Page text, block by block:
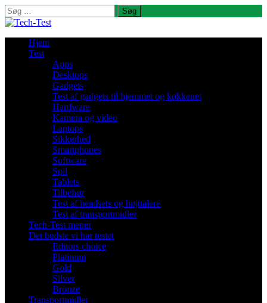
Søg
efter:
Hjem
Test
Apps
Desktops
Gadgets
Test af gadgets til hjemmet og køkkenet
Hardware
Kamera og video
Laptops
Sikkerhed
Smartphones
Software
Spil
Tablets
Tilbehør
Test af headsets og højttalere
Test af transportmidler
Tech-Test mener
Det bedste vi har testet
Editors choice
Platinum
Gold
Silver
Bronze
Transportmidler